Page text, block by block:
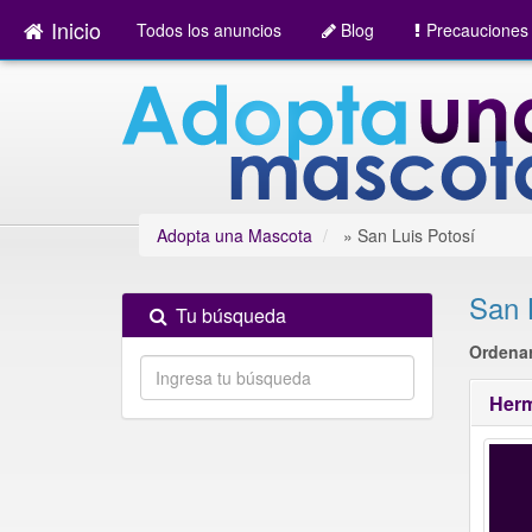
Inicio Todos los anuncios Blog Precauciones
Adopta una Mascota » San Luis Potosí
San
Tu búsqueda